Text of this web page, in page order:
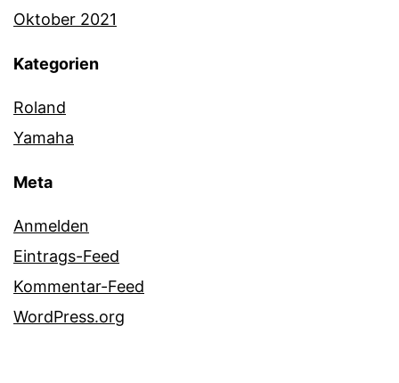
Oktober 2021
Kategorien
Roland
Yamaha
Meta
Anmelden
Eintrags-Feed
Kommentar-Feed
WordPress.org